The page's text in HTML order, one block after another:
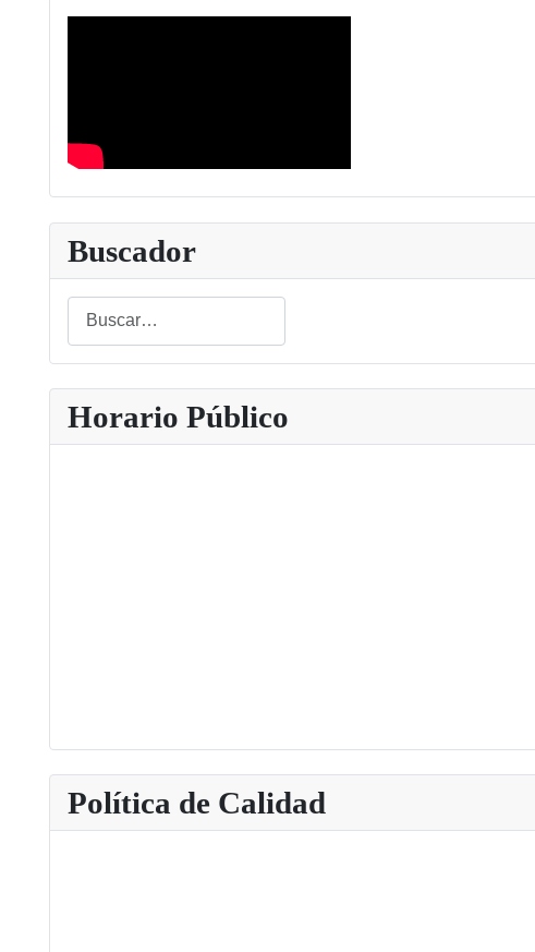
Buscador
Buscar
Type 2 or more characters for results.
Horario Público
Política de Calidad